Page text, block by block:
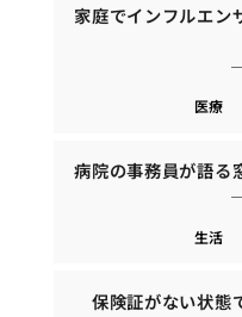
家庭でインフルエン
医療
病院の事務員が語る
生活
保険証がない状態